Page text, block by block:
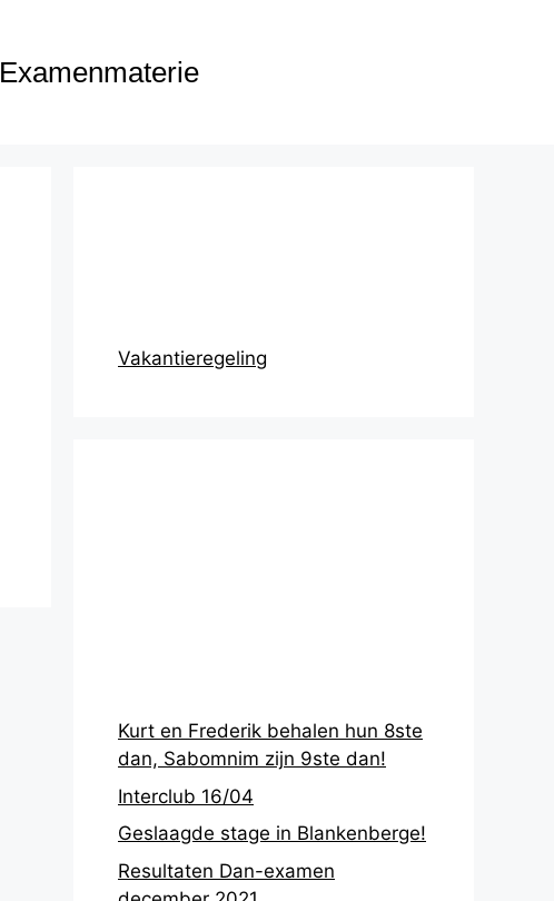
Examenmaterie
Vakantieregeling
Kurt en Frederik behalen hun 8ste
dan, Sabomnim zijn 9ste dan!
Interclub 16/04
Geslaagde stage in Blankenberge!
Resultaten Dan-examen